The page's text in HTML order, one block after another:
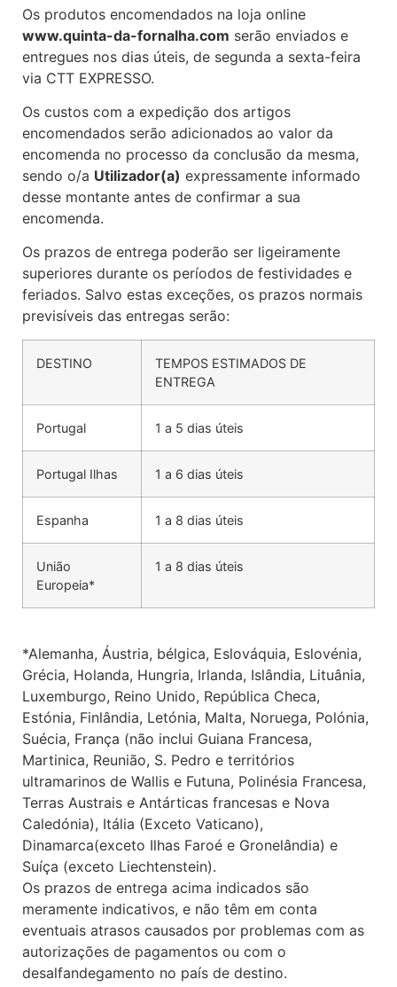
Os produtos encomendados na loja online
www.quinta-da-fornalha.com serão enviados e
entregues nos dias úteis, de segunda a sexta-feira
via CTT EXPRESSO.
Os custos com a expedição dos artigos
encomendados serão adicionados ao valor da
encomenda no processo da conclusão da mesma,
sendo o/a Utilizador(a) expressamente informado
desse montante antes de confirmar a sua
encomenda.
Os prazos de entrega poderão ser ligeiramente
superiores durante os períodos de festividades e
feriados. Salvo estas exceções, os prazos normais
previsíveis das entregas serão:
DESTINO
TEMPOS ESTIMADOS DE
ENTREGA
Portugal 1 a 5 dias úteis
Portugal Ilhas 1 a 6 dias úteis
Espanha 1 a 8 dias úteis
União
Europeia*
1 a 8 dias úteis
*Alemanha, Áustria, bélgica, Eslováquia, Eslovénia,
Grécia, Holanda, Hungria, Irlanda, Islândia, Lituânia,
Luxemburgo, Reino Unido, República Checa,
Estónia, Finlândia, Letónia, Malta, Noruega, Polónia,
Suécia, França (não inclui Guiana Francesa,
Martinica, Reunião, S. Pedro e territórios
ultramarinos de Wallis e Futuna, Polinésia Francesa,
Terras Austrais e Antárticas francesas e Nova
Caledónia), Itália (Exceto Vaticano),
Dinamarca(exceto Ilhas Faroé e Gronelândia) e
Suíça (exceto Liechtenstein).
Os prazos de entrega acima indicados são
meramente indicativos, e não têm em conta
eventuais atrasos causados por problemas com as
autorizações de pagamentos ou com o
desalfandegamento no país de destino.